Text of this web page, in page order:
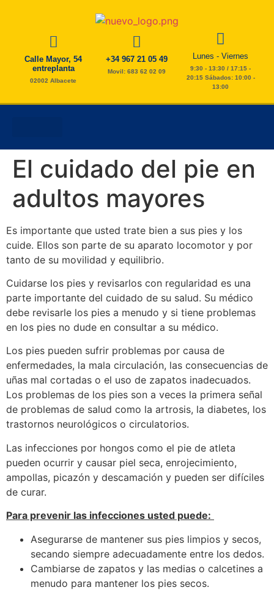
Calle Mayor, 54
entreplanta
02002 Albacete
+34 967 21 05 49
Movil: 683 62 02 09
Lunes - Viernes
9:30 - 13:30 / 17:15 -
20:15 Sábados: 10:00 -
13:00
El cuidado del pie en
adultos mayores
Es importante que usted trate bien a sus pies y los
cuide. Ellos son parte de su aparato locomotor y por
tanto de su movilidad y equilibrio.
Cuidarse los pies y revisarlos con regularidad es una
parte importante del cuidado de su salud. Su médico
debe revisarle los pies a menudo y si tiene problemas
en los pies no dude en consultar a su médico.
Los pies pueden sufrir problemas por causa de
enfermedades, la mala circulación, las consecuencias de
uñas mal cortadas o el uso de zapatos inadecuados.
Los problemas de los pies son a veces la primera señal
de problemas de salud como la artrosis, la diabetes, los
trastornos neurológicos o circulatorios.
Las infecciones por hongos como el pie de atleta
pueden ocurrir y causar piel seca, enrojecimiento,
ampollas, picazón y descamación y pueden ser difíciles
de curar.
Para prevenir las infecciones usted puede:
Asegurarse de mantener sus pies limpios y secos,
secando siempre adecuadamente entre los dedos.
Cambiarse de zapatos y las medias o calcetines a
menudo para mantener los pies secos.